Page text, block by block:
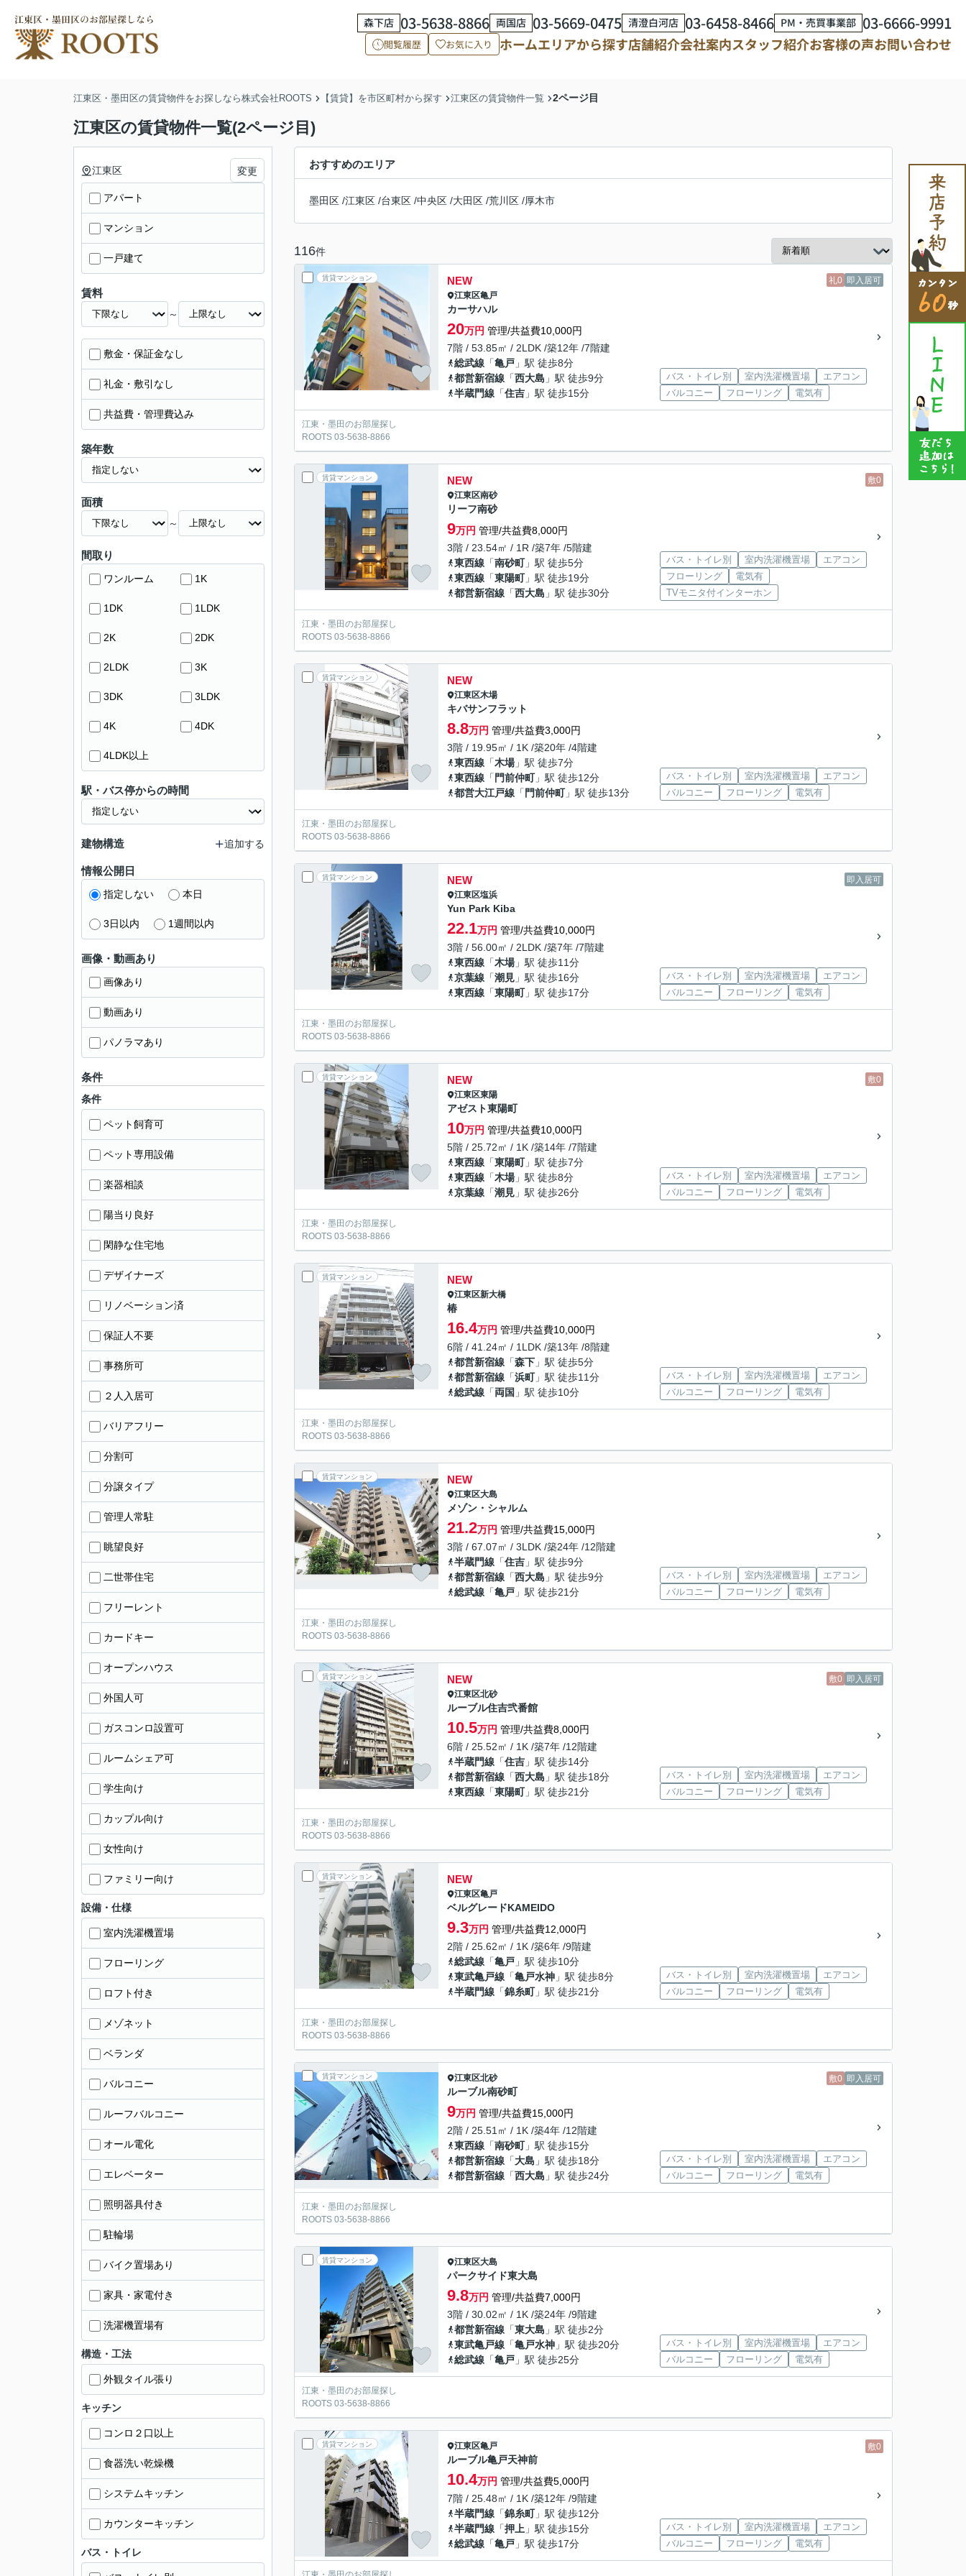
森下店 03-5638-8866 両国店 03-5669-0475 清澄白河店 03-6458-8466 PM・売買事業部 03-6666-9991
閲覧履歴 お気に入り ホームエリアから探す店舗紹介会社案内スタッフ紹介お客様の声お問い合わせ
江東区・墨田区の賃貸物件をお探しなら株式会社ROOTS 【賃貸】を市区町村から探す 江東区の賃貸物件一覧 2ページ目
江東区の賃貸物件一覧(2ページ目)
おすすめのエリア
墨田区 /江東区 /台東区 /中央区 /大田区 /荒川区 /厚木市
116件
賃貸マンション 礼0 即入居可
NEW
江東区亀戸
カーサハル
20万円 管理/共益費10,000円
7階 / 53.85㎡ / 2LDK /築12年 /7階建
総武線 「亀戸 」駅 徒歩8分
都営新宿線 「西大島 」駅 徒歩9分
半蔵門線 「住吉 」駅 徒歩15分
バス・トイレ別 室内洗濯機置場
エアコン
バルコニー
フローリング 電気有
江東・墨田のお部屋探し
ROOTS 03-5638-8866
賃貸マンション 敷0
NEW
江東区南砂
リーフ南砂
9万円 管理/共益費8,000円
3階 / 23.54㎡ / 1R /築7年 /5階建
東西線 「南砂町」駅 徒歩5分
東西線 「東陽町」駅 徒歩19分
都営新宿線 「西大島 」駅 徒歩30分
バス・トイレ別 室内洗濯機置場
エアコン
フローリング
電気有
TVモニタ付インターホン
江東・墨田のお部屋探し
ROOTS 03-5638-8866
賃貸マンション NEW
江東区木場
キバサンフラット
8.8万円 管理/共益費3,000円
3階 / 19.95㎡ / 1K /築20年 /4階建
東西線 「木場」駅 徒歩7分
東西線 「 門前仲町」駅 徒歩12分
都営大江戸線 「 門前仲町」駅 徒歩13分
バス・トイレ別 室内洗濯機置場
エアコン
バルコニー
フローリング 電気有
江東・墨田のお部屋探し
ROOTS 03-5638-8866
賃貸マンション 即入居可
NEW
江東区塩浜
Yun Park Kiba
22.1万円 管理/共益費10,000円
3階 / 56.00㎡ / 2LDK /築7年 /7階建
東西線 「木場」駅 徒歩11分
京葉線 「潮見 」駅 徒歩16分
東西線 「東陽町」駅 徒歩17分
バス・トイレ別 室内洗濯機置場
エアコン
バルコニー
フローリング 電気有
江東・墨田のお部屋探し
ROOTS 03-5638-8866
賃貸マンション 敷0
NEW
江東区東陽
アゼスト東陽町
10万円 管理/共益費10,000円
5階 / 25.72㎡ / 1K /築14年 /7階建
東西線 「東陽町」駅 徒歩7分
東西線 「木場」駅 徒歩8分
京葉線 「潮見 」駅 徒歩26分
バス・トイレ別 室内洗濯機置場
エアコン
バルコニー
フローリング 電気有
江東・墨田のお部屋探し
ROOTS 03-5638-8866
賃貸マンション NEW
江東区新大橋
椿
16.4万円 管理/共益費10,000円
6階 / 41.24㎡ / 1LDK /築13年 /8階建
都営新宿線 「森下 」駅 徒歩5分
都営新宿線 「浜町」駅 徒歩11分
総武線 「両国 」駅 徒歩10分
バス・トイレ別 室内洗濯機置場
エアコン
バルコニー
フローリング 電気有
江東・墨田のお部屋探し
ROOTS 03-5638-8866
賃貸マンション NEW
江東区大島
メゾン・シャルム
21.2万円 管理/共益費15,000円
3階 / 67.07㎡ / 3LDK /築24年 /12階建
半蔵門線 「住吉 」駅 徒歩9分
都営新宿線 「西大島 」駅 徒歩9分
総武線 「亀戸 」駅 徒歩21分
バス・トイレ別 室内洗濯機置場
エアコン
バルコニー
フローリング 電気有
江東・墨田のお部屋探し
ROOTS 03-5638-8866
賃貸マンション 敷0 即入居可
NEW
江東区北砂
ルーブル住吉弐番館
10.5万円 管理/共益費8,000円
6階 / 25.52㎡ / 1K /築7年 /12階建
半蔵門線 「住吉 」駅 徒歩14分
都営新宿線 「西大島 」駅 徒歩18分
東西線 「東陽町」駅 徒歩21分
バス・トイレ別 室内洗濯機置場
エアコン
バルコニー
フローリング 電気有
江東・墨田のお部屋探し
ROOTS 03-5638-8866
賃貸マンション NEW
江東区亀戸
ベルグレードKAMEIDO
9.3万円 管理/共益費12,000円
2階 / 25.62㎡ / 1K /築6年 /9階建
総武線 「亀戸 」駅 徒歩10分
東武亀戸線 「亀戸水神 」駅 徒歩8分
半蔵門線 「錦糸町」駅 徒歩21分
バス・トイレ別 室内洗濯機置場
エアコン
バルコニー
フローリング 電気有
江東・墨田のお部屋探し
ROOTS 03-5638-8866
賃貸マンション 敷0 即入居可
江東区北砂
ルーブル南砂町
9万円 管理/共益費15,000円
2階 / 25.51㎡ / 1K /築4年 /12階建
東西線 「南砂町」駅 徒歩15分
都営新宿線 「大島 」駅 徒歩18分
都営新宿線 「西大島 」駅 徒歩24分
バス・トイレ別 室内洗濯機置場
エアコン
バルコニー
フローリング 電気有
江東・墨田のお部屋探し
ROOTS 03-5638-8866
賃貸マンション 江東区大島
パークサイド東大島
9.8万円 管理/共益費7,000円
3階 / 30.02㎡ / 1K /築24年 /9階建
都営新宿線 「東大島 」駅 徒歩2分
東武亀戸線 「亀戸水神 」駅 徒歩20分
総武線 「亀戸 」駅 徒歩25分
バス・トイレ別 室内洗濯機置場
エアコン
バルコニー
フローリング 電気有
江東・墨田のお部屋探し
ROOTS 03-5638-8866
賃貸マンション 敷0
江東区亀戸
ルーブル亀戸天神前
10.4万円 管理/共益費5,000円
7階 / 25.48㎡ / 1K /築12年 /9階建
半蔵門線 「錦糸町」駅 徒歩12分
半蔵門線 「押上 」駅 徒歩15分
総武線 「亀戸 」駅 徒歩17分
バス・トイレ別 室内洗濯機置場
エアコン
バルコニー
フローリング 電気有
江東区 変更
アパート
マンション
一戸建て
賃料
～
敷金・保証金なし
礼金・敷引なし
共益費・管理費込み
築年数
面積
～
間取り
ワンルーム 1K
1DK 1LDK
2K 2DK
2LDK 3K
3DK 3LDK
4K 4DK
4LDK以上
駅・バス停からの時間
建物構造 追加する
情報公開日
指定しない 本日
3日以内 1週間以内
画像・動画あり
画像あり
動画あり
パノラマあり
条件
条件
ペット飼育可
ペット専用設備
楽器相談
陽当り良好
閑静な住宅地
デザイナーズ
リノベーション済
保証人不要
事務所可
２人入居可
バリアフリー
分割可
分譲タイプ
管理人常駐
眺望良好
二世帯住宅
フリーレント
カードキー
オープンハウス
外国人可
ガスコンロ設置可
ルームシェア可
学生向け
カップル向け
女性向け
ファミリー向け
設備・仕様
室内洗濯機置場
フローリング
ロフト付き
メゾネット
ベランダ
バルコニー
ルーフバルコニー
オール電化
エレベーター
照明器具付き
駐輪場
バイク置場あり
家具・家電付き
洗濯機置場有
構造・工法
外観タイル張り
キッチン
コンロ２口以上
食器洗い乾燥機
システムキッチン
カウンターキッチン
バス・トイレ